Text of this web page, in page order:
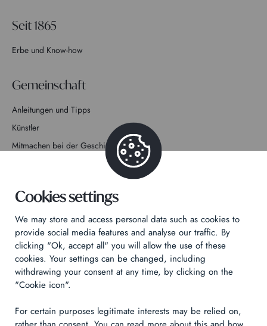
Seit 1865
Erbe und Know-how
Gemeinschaft
Anleitungen und Tipps
Künstler
Mitmachen bei der Geschichte
Datenschutzrichtlinie
Rechtliche Hinweise
Technical & Legal informations
Made byIzhak
Cookies settings
We may store and access personal data such as cookies to
provide social media features and analyse our traffic. By
clicking "Ok, accept all" you will allow the use of these
cookies. Your settings can be changed, including
withdrawing your consent at any time, by clicking on the
"Cookie icon".
For certain purposes legitimate interests may be relied on,